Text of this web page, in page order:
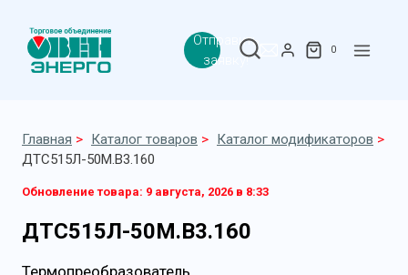
содержимому
Отправить
заявку!
0
Главная > Каталог товаров > Каталог модификаторов >
ДТС515Л-50М.В3.160
Обновление товара: 9 августа, 2026 в 8:33
ДТС515Л-50М.В3.160
Термопреобразователь